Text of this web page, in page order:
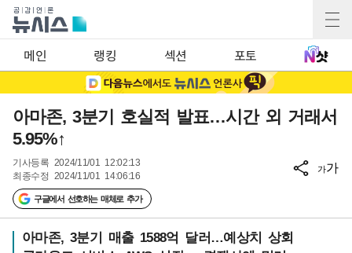
메인 랭킹 섹션 포토
아마존, 3분기 호실적 발표…시간 외 거래서
5.95%↑
기사등록 2024/11/01 12:02:13
최종수정 2024/11/01 14:06:16
구글에서 선호하는 매체로 추가
가가
아마존, 3분기 매출 1588억 달러…예상치 상회